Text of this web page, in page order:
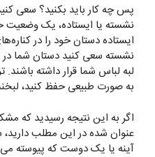
پس چه کار باید بکنید؟ سعی
نشسته یا ایستاده، یک وضعیت
ایستاده دستان خود را در
نشسته سعی کنید دستان شما در
لبه لباس شما قرار داشته
به صورت طبیعی حفظ کنید،
اگر به این نتیجه رسیدید که
عنوان شده در این مطلب دارید،
آینه یا یک دوست که پیوسته